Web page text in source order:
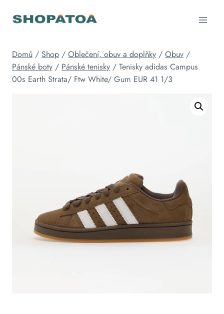
Domů / Shop / Oblečení, obuv a doplňky / Obuv /
Pánské boty / Pánské tenisky / Tenisky adidas Campus
00s Earth Strata/ Ftw White/ Gum EUR 41 1/3